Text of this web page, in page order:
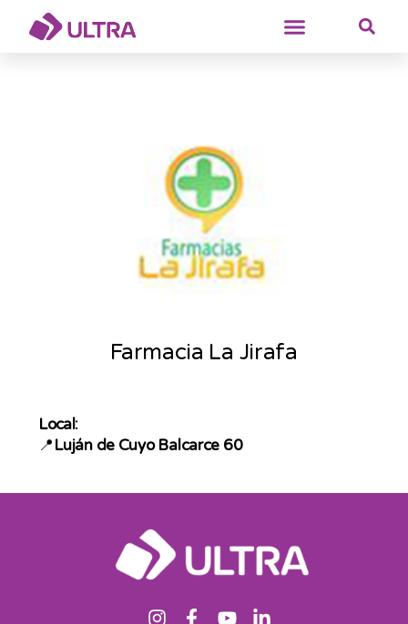
Farmacia La Jirafa
Local:
📍Luján de Cuyo Balcarce 60